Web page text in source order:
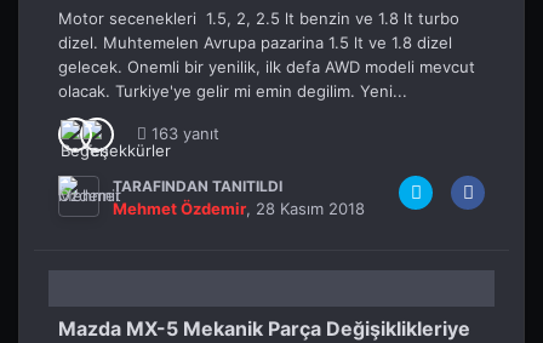
Motor secenekleri 1.5, 2, 2.5 lt benzin ve 1.8 lt turbo
dizel. Muhtemelen Avrupa pazarina 1.5 lt ve 1.8 dizel
gelecek. Onemli bir yenilik, ilk defa AWD modeli mevcut
olacak. Turkiye'ye gelir mi emin degilim. Yeni...
163 yanıt
TARAFINDAN TANITILDI
Mehmet Özdemir, 28 Kasım 2018
Mazda MX-5 Mekanik Parça Değişiklikleriye